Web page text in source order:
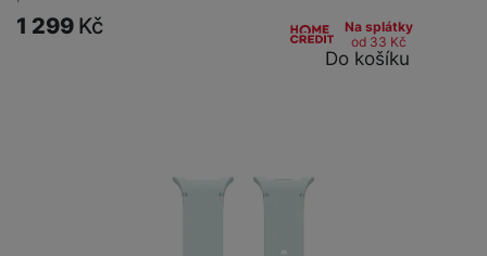
1 299 Kč
Na splátky
od 33 Kč
Do košíku